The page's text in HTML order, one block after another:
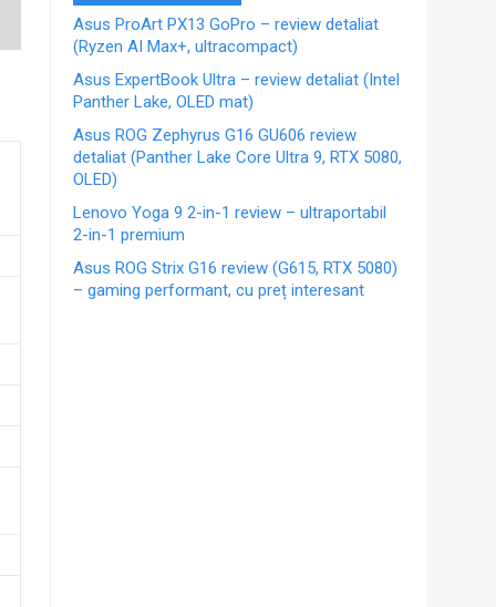
Asus ProArt PX13 GoPro – review detaliat
(Ryzen AI Max+, ultracompact)
Asus ExpertBook Ultra – review detaliat (Intel
Panther Lake, OLED mat)
Asus ROG Zephyrus G16 GU606 review
detaliat (Panther Lake Core Ultra 9, RTX 5080,
OLED)
Lenovo Yoga 9 2-in-1 review – ultraportabil
2-in-1 premium
Asus ROG Strix G16 review (G615, RTX 5080)
– gaming performant, cu preț interesant